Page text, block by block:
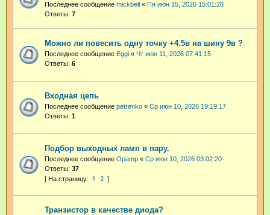
Последнее сообщение mickbell « Пн июн 15, 2026 15:01:28
Ответы: 7
Можно ли повесить одну точку +4.5в на шину 9в ?
Последнее сообщение Eggi « Чт июн 11, 2026 07:41:15
Ответы: 6
Входная цепь
Последнее сообщение petrenko « Ср июн 10, 2026 19:19:17
Ответы: 1
Подбор выходных ламп в пару.
Последнее сообщение Opamp « Ср июн 10, 2026 03:02:20
Ответы: 37
1 2
Транзистор в качестве диода?